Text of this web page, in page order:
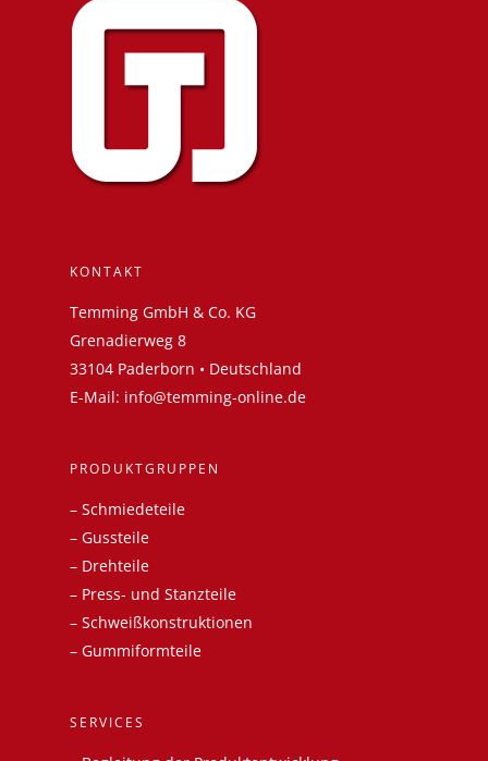
KONTAKT
Temming GmbH & Co. KG
Grenadierweg 8
33104 Paderborn • Deutschland
E-Mail: info@temming-online.de
PRODUKTGRUPPEN
– Schmiedeteile
– Gussteile
– Drehteile
– Press- und Stanzteile
– Schweißkonstruktionen
– Gummiformteile
SERVICES